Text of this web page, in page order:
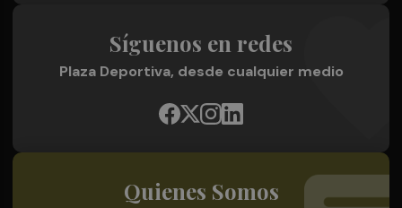
Síguenos en redes
Plaza Deportiva, desde cualquier medio
Quienes Somos